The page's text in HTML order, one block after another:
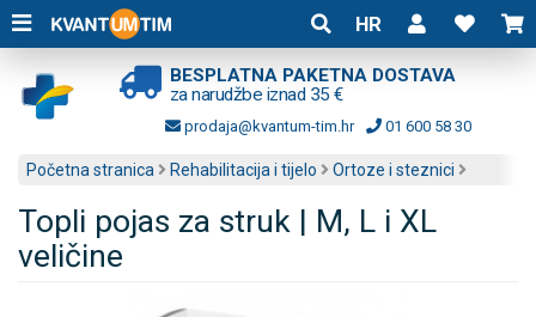
HR
BESPLATNA PAKETNA DOSTAVA
za narudžbe iznad 35 €
prodaja@kvantum-tim.hr 01 600 58 30
Početna stranica Rehabilitacija i tijelo Ortoze i steznici
Topli pojas za struk | M, L i XL
veličine